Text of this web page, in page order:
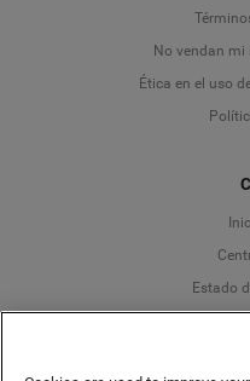
No vendan
Ética en el uso
Estado